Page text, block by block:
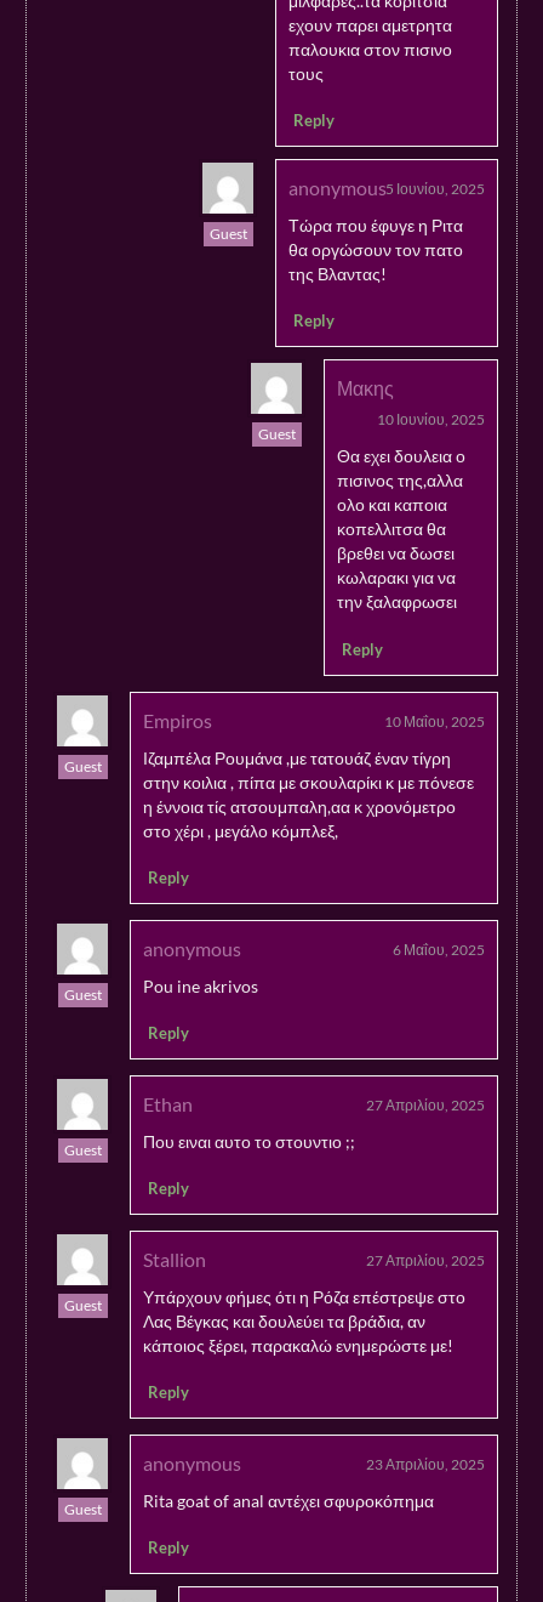
εχουν παρει αμετρητα
παλουκια στον πισινο
τους
Reply
Guest
anonymous5 Ιουνίου, 2025
Τώρα που έφυγε η Ριτα
θα οργώσουν τον πατο
της Βλαντας!
Reply
Guest
Μακης
10 Ιουνίου, 2025
Θα εχει δουλεια ο
πισινος της,αλλα
ολο και καποια
κοπελλιτσα θα
βρεθει να δωσει
κωλαρακι για να
την ξαλαφρωσει
Reply
Guest
Empiros 10 Μαΐου, 2025
Ιζαμπέλα Ρουμάνα ,με τατουάζ έναν τίγρη
στην κοιλια , πίπα με σκουλαρίκι κ με πόνεσε
η έννοια τίς ατσουμπαλη,αα κ χρονόμετρο
στο χέρι , μεγάλο κόμπλεξ,
Reply
Guest
anonymous 6 Μαΐου, 2025
Pou ine akrivos
Reply
Guest
Ethan 27 Απριλίου, 2025
Που ειναι αυτο το στουντιο ;;
Reply
Guest
Stallion 27 Απριλίου, 2025
Υπάρχουν φήμες ότι η Ρόζα επέστρεψε στο
Λας Βέγκας και δουλεύει τα βράδια, αν
κάποιος ξέρει, παρακαλώ ενημερώστε με!
Reply
Guest
anonymous 23 Απριλίου, 2025
Rita goat of anal αντέχει σφυροκόπημα
Reply